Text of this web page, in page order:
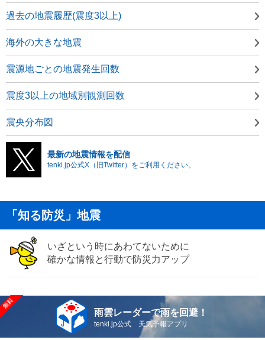
過去の地震履歴(震度3以上)
海外の大きな地震
震源地ごとの地震発生回数
震度3以上の地域別観測回数
震央分布図
最新の地震情報を配信
tenki.jp公式X（旧Twitter）をご利用ください。
「知る防災」地震
いざという時にあわてないために
確かな情報と行動で防災力アップ
雨雲レーダーで雨を回避！
tenki.jp公式 天気予報アプリ